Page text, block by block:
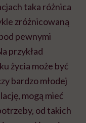
taka różnica
zróżnicowaną
pewnymi
przykład
życia może być
bardzo młodej
mogą mieć
od takich